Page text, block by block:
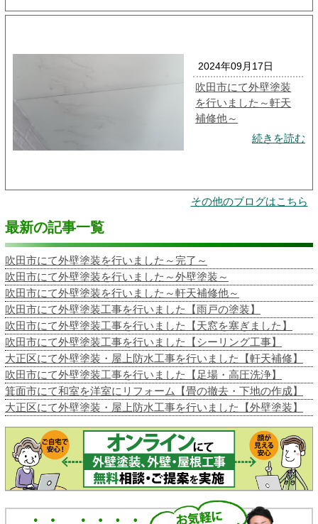
2024年09月17日
吹田市にて外壁塗装
を行いました～軒天
補修他～
続きを読む
その他のブログはこちら
最新の記事一覧
吹田市にて外壁塗装を行いました～完了～
吹田市にて外壁塗装を行いました～外壁塗装～
吹田市にて外壁塗装を行いました～軒天補修他～
吹田市にて外壁塗装工事を行いました【雨戸の塗装】
吹田市にて外壁塗装工事を行いました【天窓を塞ぎました】
吹田市にて外壁塗装工事を行いました【シーリング工事】
大正区にて外壁塗装・屋上防水工事を行いました【軒天補修】
吹田市にて外壁塗装工事を行いました【足場・高圧洗浄】
箕面市にて和室を洋室にリフォーム【畳の撤去・下地の作成】
大正区にて外壁塗装・屋上防水工事を行いました【外壁塗装】